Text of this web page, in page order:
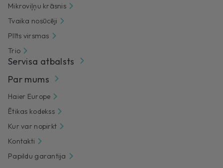
Mikroviļņu krāsnis
Tvaika nosūcēji
Plīts virsmas
Trio
Servisa atbalsts
Par mums
Haier Europe
Ētikas kodekss
Kur var nopirkt
Kontakti
Papildu garantija